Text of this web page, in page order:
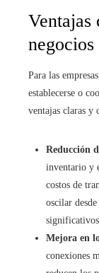
Ventajas
Para las
establecerse o
ventajas claras y
Reducción
inventario y
costos de
oscilar
significativos
Mejora en
conexiones